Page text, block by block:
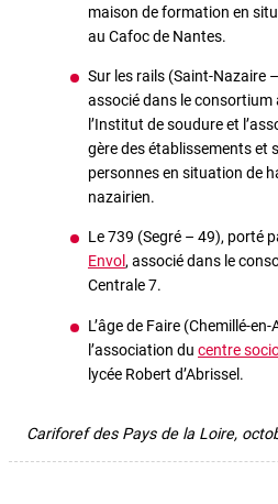
maison de formation en
au Cafoc de Nantes.
Sur les rails (Saint-Nazaire
associé dans le consortium
l’Institut de soudure et
gère des établissements et
personnes en situation de
nazairien.
Le 739 (Segré – 49), porté
Envol, associé dans le
Centrale 7.
L’âge de Faire (Chemillé-
l’association du centre
lycée Robert d’Abrissel.
Cariforef des Pays de la Loire,